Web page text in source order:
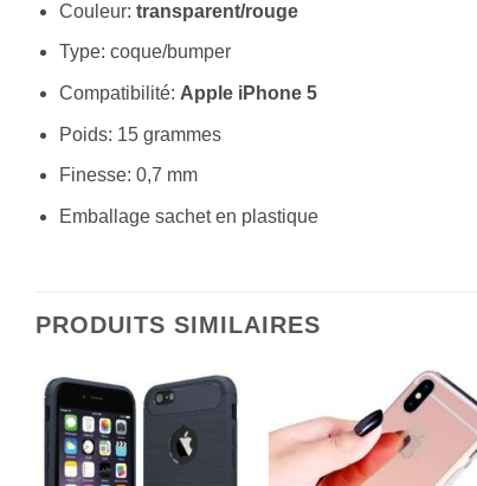
Couleur: transparent/rouge
Type: coque/bumper
Compatibilité: Apple iPhone 5
Poids: 15 grammes
Finesse: 0,7 mm
Emballage sachet en plastique
PRODUITS SIMILAIRES